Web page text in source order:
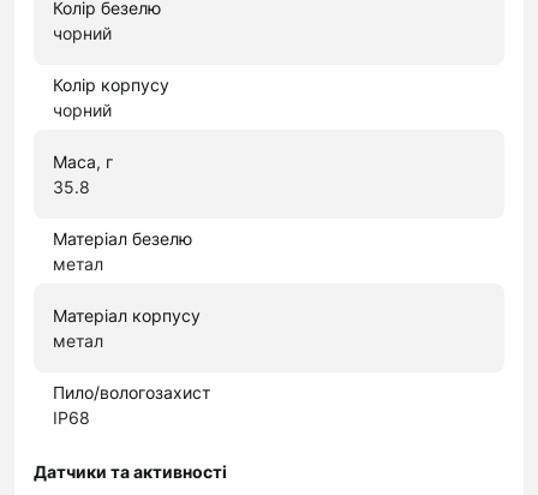
Колір безелю
чорний
Колір корпусу
чорний
Маса, г
35.8
Матеріал безелю
метал
Матеріал корпусу
метал
Пило/вологозахист
IP68
Датчики та активності